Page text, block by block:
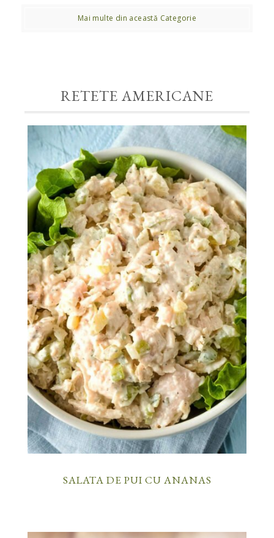
Mai multe din această Categorie
RETETE AMERICANE
SALATA DE PUI CU ANANAS